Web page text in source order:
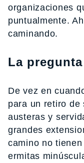
organizaciones
puntualmente.
caminando.
La
De vez en
para un retiro de
austeras y
grandes
camino no
ermitas